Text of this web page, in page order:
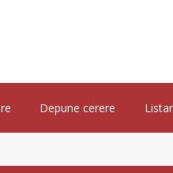
Depune cerere